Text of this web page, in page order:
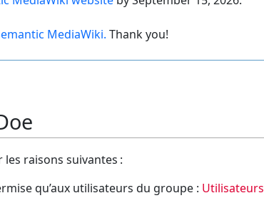
MediaWiki. Thank you!
raisons suivantes :
qu’aux utilisateurs du groupe : Utilisateurs